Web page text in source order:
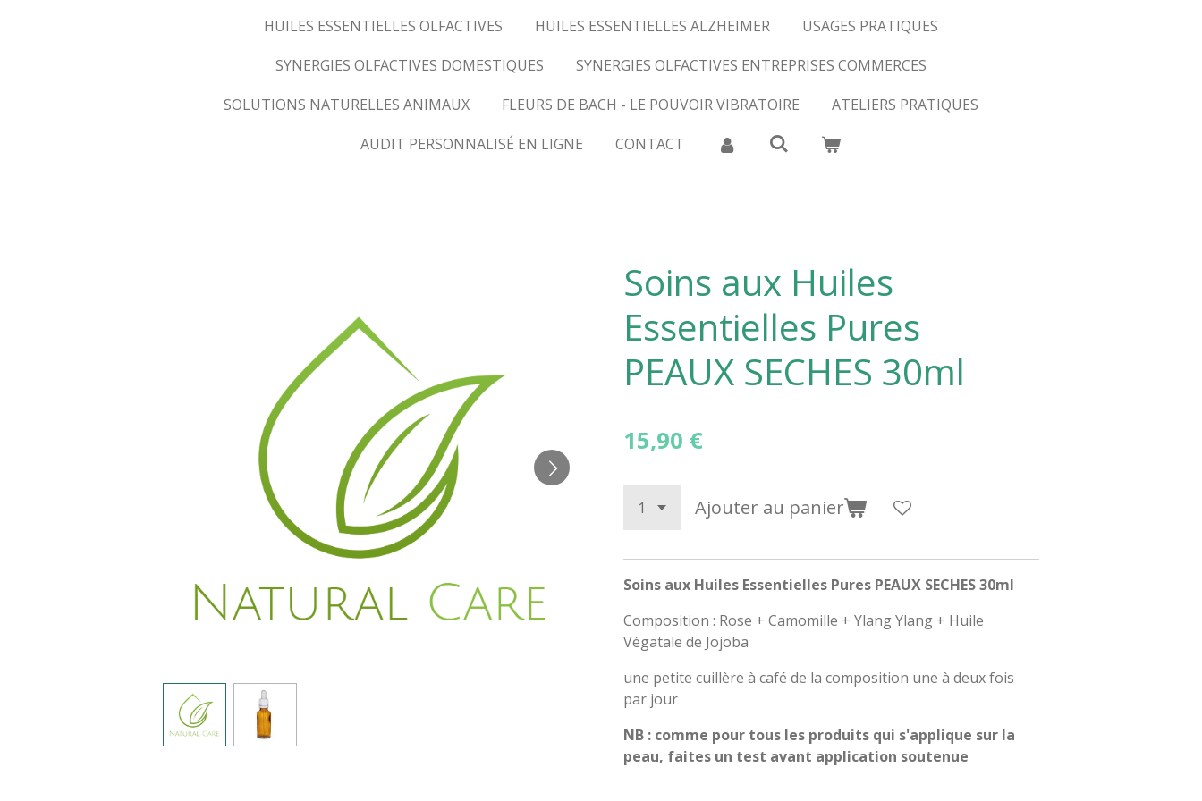
HUILES ESSENTIELLES OLFACTIVES
HUILES ESSENTIELLES ALZHEIMER
USAGES PRATIQUES
SYNERGIES OLFACTIVES DOMESTIQUES
SYNERGIES OLFACTIVES ENTREPRISES COMMERCES
SOLUTIONS NATURELLES ANIMAUX
FLEURS DE BACH - LE POUVOIR VIBRATOIRE
ATELIERS PRATIQUES
AUDIT PERSONNALISÉ EN LIGNE
CONTACT
Soins aux Huiles
Essentielles Pures
PEAUX SECHES 30ml
15,90 €
Ajouter au panier
Soins aux Huiles Essentielles Pures PEAUX SECHES 30ml
Composition : Rose + Camomille + Ylang Ylang + Huile
Végatale de Jojoba
une petite cuillère à café de la composition une à deux fois
par jour
NB : comme pour tous les produits qui s'applique sur la
peau, faites un test avant application soutenue